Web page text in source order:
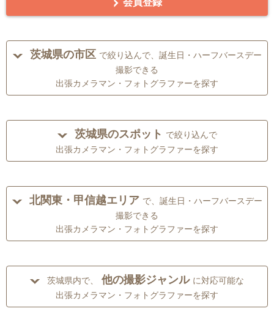
会員登録
茨城県の市区 で絞り込んで、誕生日・ハーフバースデー
撮影できる
出張カメラマン・フォトグラファーを探す
茨城県のスポット で絞り込んで
出張カメラマン・フォトグラファーを探す
北関東・甲信越エリア で、誕生日・ハーフバースデー
撮影できる
出張カメラマン・フォトグラファーを探す
茨城県内で、 他の撮影ジャンル に対応可能な
出張カメラマン・フォトグラファーを探す